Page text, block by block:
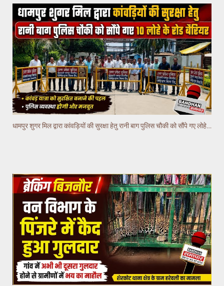
धामपुर शुगर मिल द्वारा कांवड़ियों की सुरक्षा हेतु रानी बाग पुलिस चौकी को सौंपे गए लोहे के रोड बैरियर